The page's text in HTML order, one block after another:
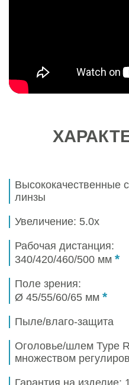
Высококачественные
линзы
Увеличение: 5.0x
Рабочая дистанция:
340/420/460/500 мм *
Поле зрения:
Ø 45/55/60/65 мм *
Пыле/влаго-защита
Оголовье/шлем Type
множеством